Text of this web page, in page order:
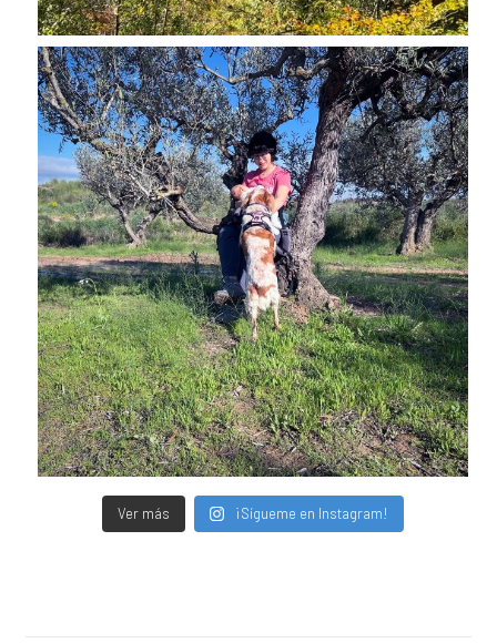
Ver más ¡Sígueme en Instagram!